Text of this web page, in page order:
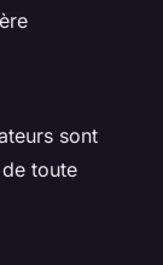
sont
toute